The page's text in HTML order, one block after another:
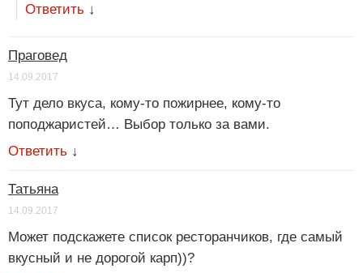
Ответить ↓
Праговед
14.09.2017
Тут дело вкуса, кому-то пожирнее, кому-то
поподжаристей… Выбор только за вами.
Ответить ↓
Татьяна
14.09.2017
Может подскажете список ресторанчиков, где самый
вкусный и не дорогой карп))?